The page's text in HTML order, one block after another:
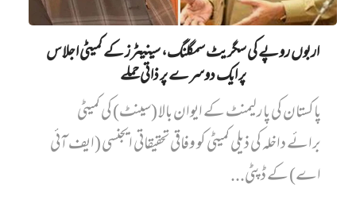
اربوں روپے کی سگریٹ سمگلنگ، سینیٹرز کے کمیٹی اجلاس
پر ایک دوسرے پر ذاتی حملے
پاکستان کی پارلیمنٹ کے ایوان بالا (سینٹ) کی کمیٹی
برائے داخلہ کی ذیلی کمیٹی کو وفاقی تحقیقاتی ایجنسی (ایف آئی
اے) کے ڈپٹی...